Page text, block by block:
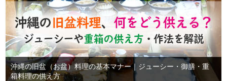
沖縄の旧盆（お盆）料理の基本マナー｜ジューシー・御膳・重
箱料理の供え方